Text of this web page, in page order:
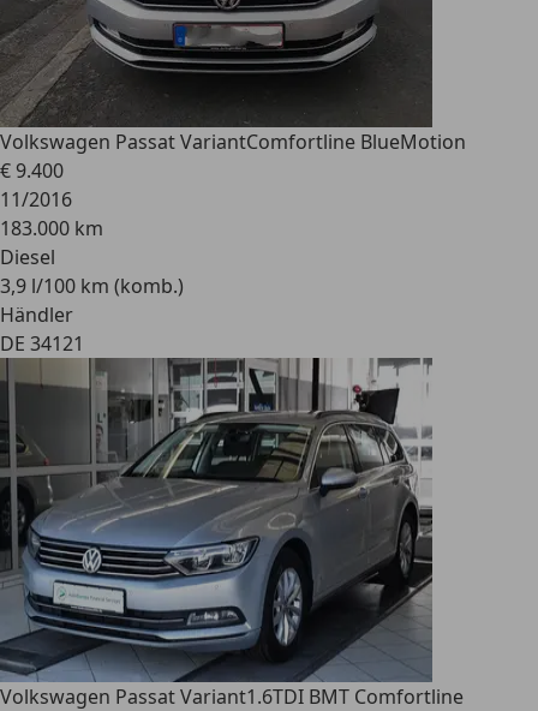
Volkswagen Passat VariantComfortline BlueMotion
€ 9.400
11/2016
183.000 km
Diesel
3,9 l/100 km (komb.)
Händler
DE 34121
Volkswagen Passat Variant1.6TDI BMT Comfortline